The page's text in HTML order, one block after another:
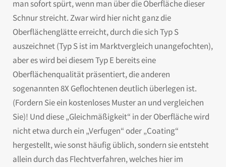
man sofort spürt, wenn man über die Oberfläche dieser
Schnur streicht. Zwar wird hier nicht ganz die
Oberflächenglätte erreicht, durch die sich Typ S
auszeichnet (Typ S ist im Marktvergleich unangefochten),
aber es wird bei diesem Typ E bereits eine
Oberflächenqualität präsentiert, die anderen
sogenannten 8X Geflochtenen deutlich überlegen ist.
(Fordern Sie ein kostenloses Muster an und vergleichen
Sie)! Und diese „Gleichmäßigkeit“ in der Oberfläche wird
nicht etwa durch ein „Verfugen“ oder „Coating“
hergestellt, wie sonst häufig üblich, sondern sie entsteht
allein durch das Flechtverfahren, welches hier im